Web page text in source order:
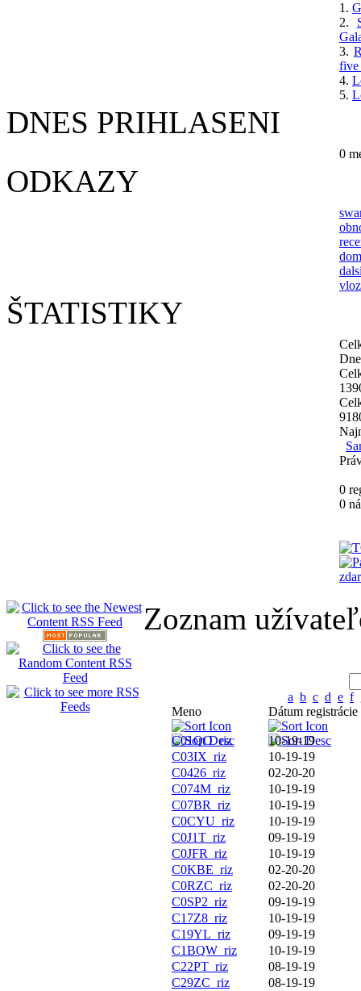
1.
2.
3.
five
4.
5.
DNES PRIHLASENI
0
ODKAZY
ŠTATISTIKY
0
0
Zoznam
a b c d e f
Meno
Dátum registrácie
C01QO_riz
10-19-19
C03IX_riz
10-19-19
C0426_riz
02-20-20
C074M_riz
10-19-19
C07BR_riz
10-19-19
C0CYU_riz
10-19-19
C0J1T_riz
09-19-19
C0JFR_riz
10-19-19
C0KBE_riz
02-20-20
C0RZC_riz
02-20-20
C0SP2_riz
09-19-19
C17Z8_riz
10-19-19
C19YL_riz
09-19-19
C1BQW_riz
10-19-19
C22PT_riz
08-19-19
C29ZC_riz
08-19-19